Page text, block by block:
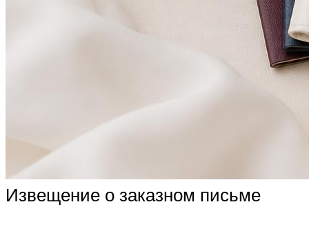
Извещение о заказном письме